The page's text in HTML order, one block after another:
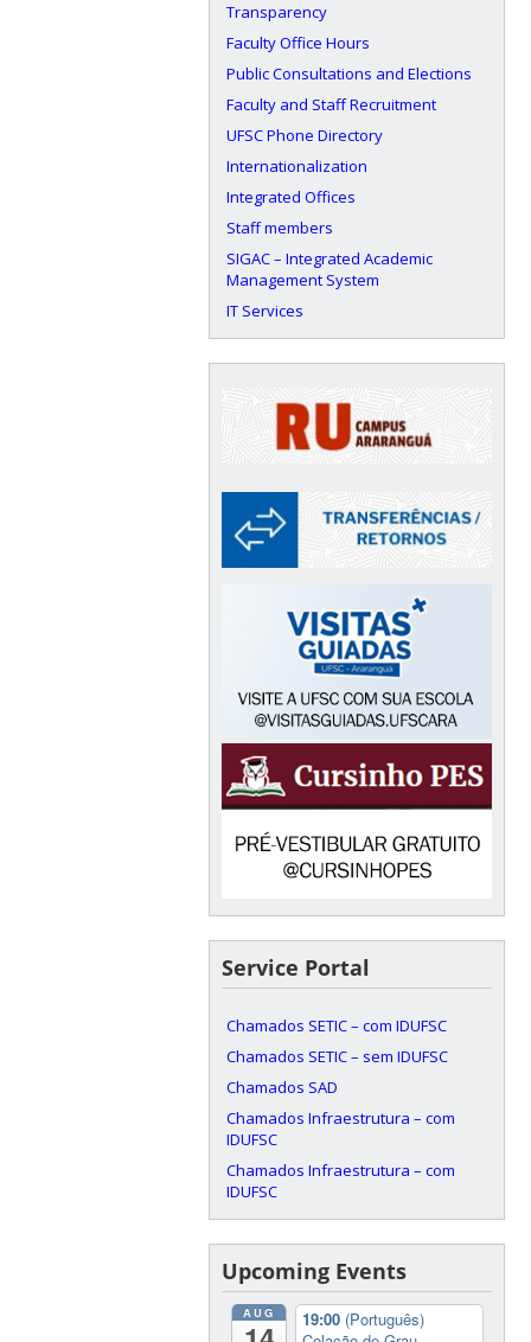
Transparency
Faculty Office Hours
Public Consultations and Elections
Faculty and Staff Recruitment
UFSC Phone Directory
Internationalization
Integrated Offices
Staff members
SIGAC – Integrated Academic
Management System
IT Services
Service Portal
Chamados SETIC – com IDUFSC
Chamados SETIC – sem IDUFSC
Chamados SAD
Chamados Infraestrutura – com
IDUFSC
Chamados Infraestrutura – com
IDUFSC
Upcoming Events
AUG 19:00 (Português)